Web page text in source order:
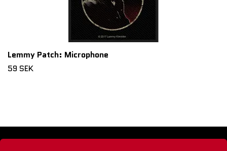
Lemmy Patch: Microphone
59 SEK